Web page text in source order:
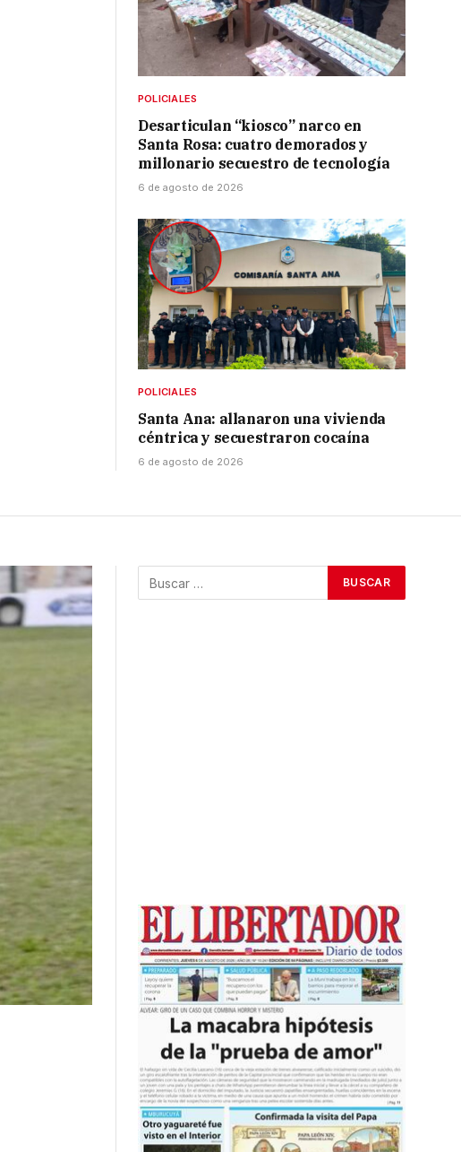
POLICIALES
Desarticulan “kiosco” narco en
Santa Rosa: cuatro demorados y
millonario secuestro de tecnología
6 de agosto de 2026
POLICIALES
Santa Ana: allanaron una vivienda
céntrica y secuestraron cocaína
6 de agosto de 2026